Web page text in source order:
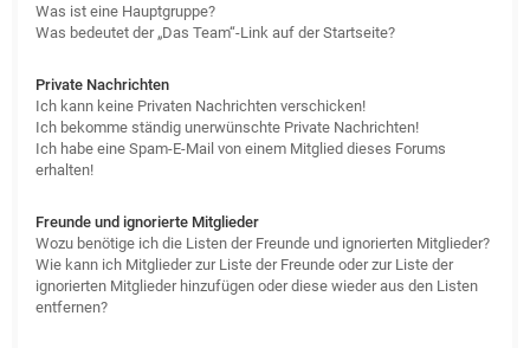
Was ist eine Hauptgruppe?
Was bedeutet der „Das Team“-Link auf der Startseite?
Private Nachrichten
Ich kann keine Privaten Nachrichten verschicken!
Ich bekomme ständig unerwünschte Private Nachrichten!
Ich habe eine Spam-E-Mail von einem Mitglied dieses Forums
erhalten!
Freunde und ignorierte Mitglieder
Wozu benötige ich die Listen der Freunde und ignorierten Mitglieder?
Wie kann ich Mitglieder zur Liste der Freunde oder zur Liste der
ignorierten Mitglieder hinzufügen oder diese wieder aus den Listen
entfernen?